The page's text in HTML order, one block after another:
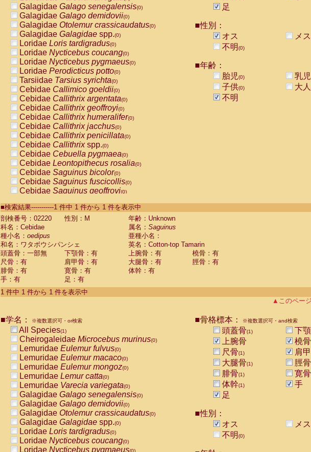
Galagidae Galago senegalensis(0)
Galagidae Galago demidovii(0)
Galagidae Otolemur crassicaudatus(0)
Galagidae Galagidae spp.(0)
Loridae Loris tardigradus(0)
Loridae Nycticebus coucang(0)
Loridae Nycticebus pygmaeus(0)
Loridae Perodicticus potto(0)
Tarsiidae Tarsius syrichta(0)
Cebidae Callimico goeldii(0)
Cebidae Callithrix argentata(0)
Cebidae Callithrix geoffroyi(0)
Cebidae Callithrix humeralifer(0)
Cebidae Callithrix jacchus(0)
Cebidae Callithrix penicillata(0)
Cebidae Callithrixspp.(0)
Cebidae Cebuella pygmaea(0)
Cebidae Leontopithecus rosalia(0)
Cebidae Saguinus bicolor(0)
Cebidae Saguinus fuscicollis(0)
Cebidae Saguinus geoffroyi(0)
CebidaeSaguinus labiatus(0)
Cebidae Saguinus leucopus (0)
Cebidae
Cebidae
CebidaeSaguinus nigricollis (0)
Cebidae Saguinus oedipus
Cebidae Saguinus weddelli
Cebidae Saguinusspp.
Cebidae Aotus trivirgatus
Cebidae Cebus albifrons
CebidaeCebus nigrivittatus
CebidaeCebus
CebidaeSaimiri boliviensis(0)
CebidaeSaimiri sciureus(0)
AtelidaeAlouatta caraya(0)
AtelidaeAlouatta fusca(0)
AtelidaeAlouatta seniculus
AtelidaeAlouattaspp.(0)
AtelidaeAteles belzebuth(0)
AtelidaeAteles geoffroyi(0)
AtelidaeAteles paniscus(0)
AtelidaeAtelesspp.(0)
Atelidae Lagothrix lagothricha
AtelidaeLagothrix lagothricha cana
PitheciidaeCacajao calvus rubicundus
足
■性別：
オス
メス
不明(0)
■年齢：
胎児(0) 乳児
子供(0) 大人
不明
■検索結果-----------1 件中 1 件から 1 件を表示中
剖検番号：02220
性別：M
年齢：Unknown
科名：Cebidae
属名： Saguinus
種小名： oedipus
亜種小名：
和名：ワタボウシパンシェ
英名：Cotton-top Tamarin
頭蓋骨：一部無
下顎骨：有 上腕骨：有
橈骨：有
尺骨：有
肩甲骨：有 大腿骨：有
脛骨：有
腓骨：有
寛骨：有
体幹：有
手：有
足：有
1 件中 1 件から 1 件を表示中
▲このペー
■学名： ※複数選択可・or検索
All Species(1)
Cheirogaleidae Microcebus murinus(0)
Lemuridae Eulemur fulvus(0)
Lemuridae Eulemur macaco(0)
Lemuridae Eulemur mongoz(0)
Lemuridae Lemur catta(0)
Lemuridae Varecia variegata(0)
Galagidae Galago senegalensis(0)
Galagidae Galago demidovii(0)
Galagidae Otolemur crassicaudatus(0)
Galagidae Galagidae spp.(0)
Loridae Loris tardigradus(0)
Loridae Nycticebus coucang(0)
Loridae Nycticebus pygmaeus(0)
■骨格標本： ※複数選択可・and検索
頭蓋骨(1) 下
上腕骨
橈骨
尺骨(1)
肩
大腿骨(1) 脛骨
腓骨(1) 寛骨
体幹(1)
手
足
■性別：
オス
メス
不明(0)